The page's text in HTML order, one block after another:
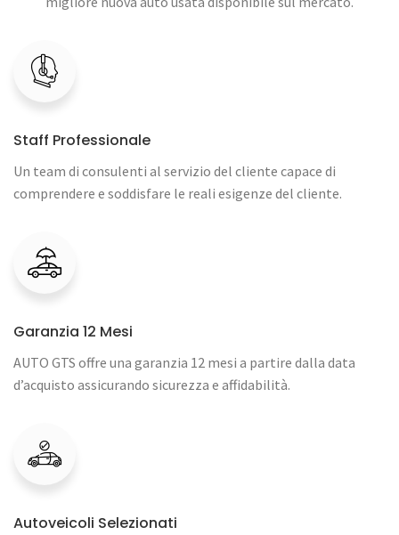
Staff Professionale
Un team di consulenti al servizio del cliente capace di
comprendere e soddisfare le reali esigenze del cliente.
Garanzia 12 Mesi
AUTO GTS offre una garanzia 12 mesi a partire dalla data
d’acquisto assicurando sicurezza e affidabilità.
Autoveicoli Selezionati